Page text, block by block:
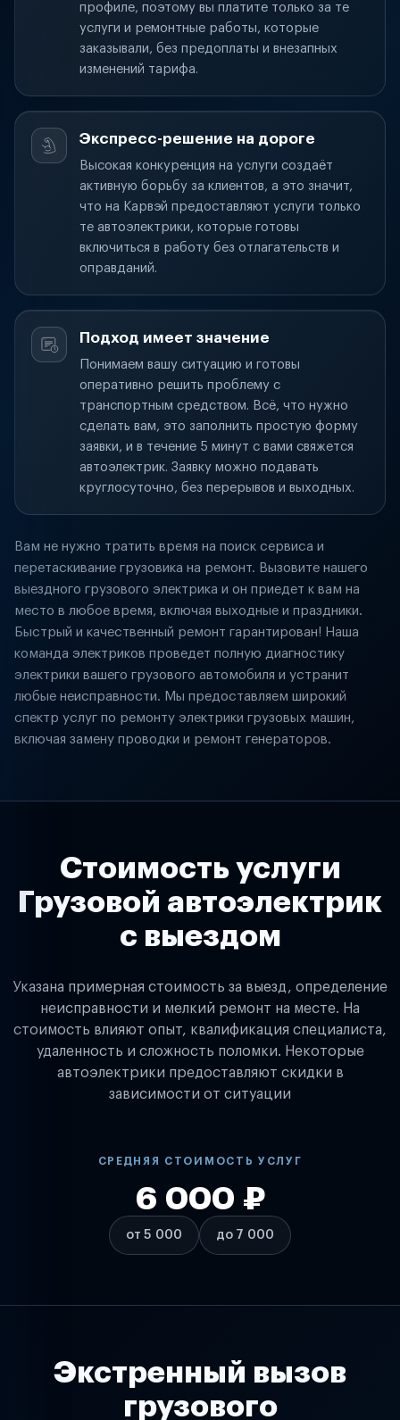
профиле, поэтому вы платите только за те
услуги и ремонтные работы, которые
заказывали, без предоплаты и внезапных
изменений тарифа.
Экспресс-решение на дороге
Высокая конкуренция на услуги создаёт
активную борьбу за клиентов, а это значит,
что на Карвэй предоставляют услуги только
те автоэлектрики, которые готовы
включиться в работу без отлагательств и
оправданий.
Подход имеет значение
Понимаем вашу ситуацию и готовы
оперативно решить проблему с
транспортным средством. Всё, что нужно
сделать вам, это заполнить простую форму
заявки, и в течение 5 минут с вами свяжется
автоэлектрик. Заявку можно подавать
круглосуточно, без перерывов и выходных.
Вам не нужно тратить время на поиск сервиса и
перетаскивание грузовика на ремонт. Вызовите нашего
выездного грузового электрика и он приедет к вам на
место в любое время, включая выходные и праздники.
Быстрый и качественный ремонт гарантирован! Наша
команда электриков проведет полную диагностику
электрики вашего грузового автомобиля и устранит
любые неисправности. Мы предоставляем широкий
спектр услуг по ремонту электрики грузовых машин,
включая замену проводки и ремонт генераторов.
Стоимость услуги
Грузовой автоэлектрик
с выездом
Указана примерная стоимость за выезд, определение
неисправности и мелкий ремонт на месте. На
стоимость влияют опыт, квалификация специалиста,
удаленность и сложность поломки. Некоторые
автоэлектрики предоставляют скидки в
зависимости от ситуации
СРЕДНЯЯ СТОИМОСТЬ УСЛУГ
от 5 000
6 000 ₽
до 7 000
Экстренный вызов
грузового